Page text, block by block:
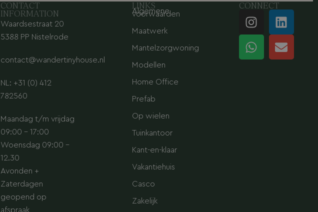
CONTACT
INFORMATION
Waardsestraat 20
5388 PP Nistelrode
contact@wandertinyhouse.nl
NL: +31 (0) 412
782560
Maandag t/m vrijdag
09:00 – 17:00
Woensdag 09:00 –
12.30
Avonden +
Zaterdagen
geopend op
afspraak
LINKS
Algemene
voorwaarden
Maatwerk
Mantelzorgwoning
Modellen
Home Office
Prefab
Op wielen
Tuinkantoor
Kant-en-klaar
Vakantiehuis
Casco
Zakelijk
CONNECT
I
n
s
t
L
i
n
k
W
h
a
t
E
n
v
e